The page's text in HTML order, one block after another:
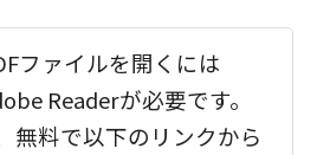
ファイルを開くには
Readerが必要です。
無料で以下のリンクから